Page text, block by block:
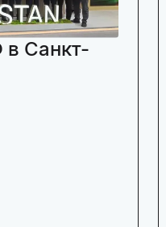
Санкт-